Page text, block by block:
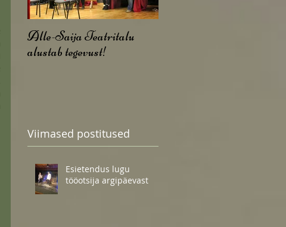
Alle-Saija Teatritalu
alustab tegevust!
Viimased postitused
Esietendus lugu
tööotsija argipäevast